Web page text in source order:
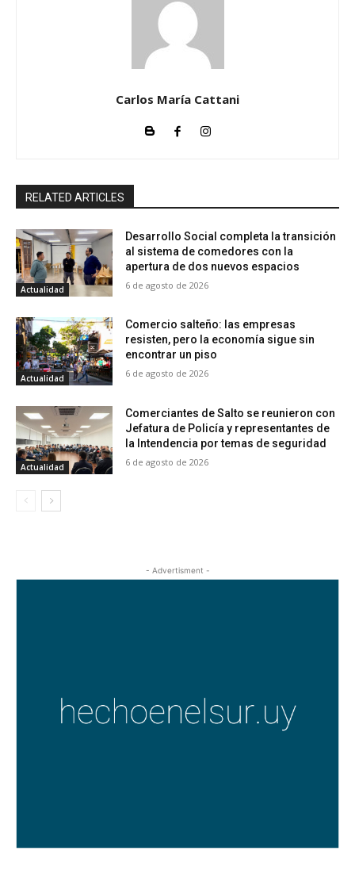
Carlos María Cattani
RELATED ARTICLES
Actualidad
Desarrollo Social completa la transición
al sistema de comedores con la
apertura de dos nuevos espacios
6 de agosto de 2026
Actualidad
Comercio salteño: las empresas
resisten, pero la economía sigue sin
encontrar un piso
6 de agosto de 2026
Actualidad
Comerciantes de Salto se reunieron con
Jefatura de Policía y representantes de
la Intendencia por temas de seguridad
6 de agosto de 2026
- Advertisment -